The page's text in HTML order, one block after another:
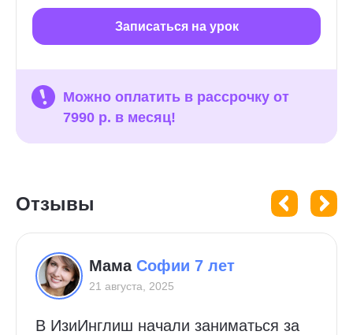
Записаться на урок
Можно оплатить в рассрочку от
7990 р. в месяц!
Отзывы
Мама Софии 7 лет
21 августа, 2025
В ИзиИнглиш начали заниматься за